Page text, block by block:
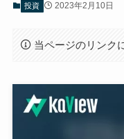
投資 2023年2月10日
当ページのリンク